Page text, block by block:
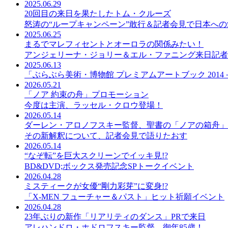
2025.06.29
20回目の来日を果たしたトム・クルーズ
怒涛の“ループキャンペーン”敢行＆記者会見で日本へ
2025.06.25
まるでマレフィセントとオーロラの関係みたい！
アンジェリーナ・ジョリー＆エル・ファニング来日記
2025.06.13
「ぶらぶら美術・博物館 プレミアムアートブック 2014
2026.05.21
「ノア 約束の舟」プロモーション
今度は主演、ラッセル・クロウ登場！
2026.05.14
ダーレン・アロノフスキー監督、聖書の「ノアの箱舟
その新解釈について、記者会見で語りたおす
2026.05.14
“なぞ転”を巨大スクリーンでイッキ見!?
BD&DVD;ボックス発売記念SPトークイベント
2026.04.28
ミスティークが女優“剛力彩芽”に変身!?
「X-MEN フューチャー＆パスト」ヒット祈願イベント
2026.04.28
23年ぶりの新作「リアリティのダンス」PRで来日